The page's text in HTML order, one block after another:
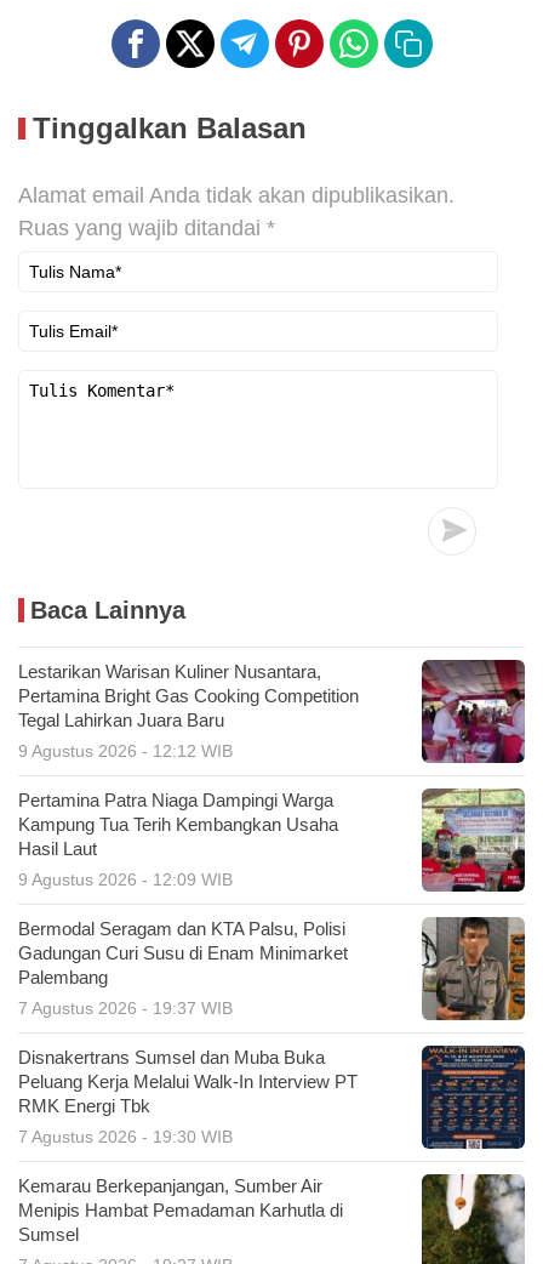
Tinggalkan Balasan
Alamat email Anda tidak akan dipublikasikan.
Ruas yang wajib ditandai *
Baca Lainnya
Lestarikan Warisan Kuliner Nusantara,
Pertamina Bright Gas Cooking Competition
Tegal Lahirkan Juara Baru
9 Agustus 2026 - 12:12 WIB
Pertamina Patra Niaga Dampingi Warga
Kampung Tua Terih Kembangkan Usaha
Hasil Laut
9 Agustus 2026 - 12:09 WIB
Bermodal Seragam dan KTA Palsu, Polisi
Gadungan Curi Susu di Enam Minimarket
Palembang
7 Agustus 2026 - 19:37 WIB
Disnakertrans Sumsel dan Muba Buka
Peluang Kerja Melalui Walk-In Interview PT
RMK Energi Tbk
7 Agustus 2026 - 19:30 WIB
Kemarau Berkepanjangan, Sumber Air
Menipis Hambat Pemadaman Karhutla di
Sumsel